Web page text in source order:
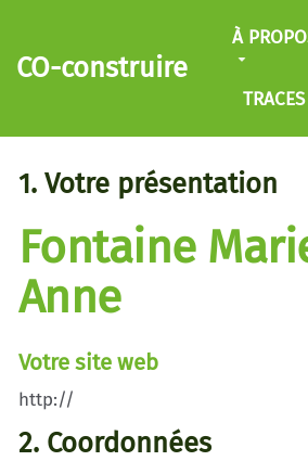
Aller au contenu principal
CO-construire
À
TRACES
1. Votre présentation
Fontaine
Anne
Votre site web
http://
2. Coordonnées